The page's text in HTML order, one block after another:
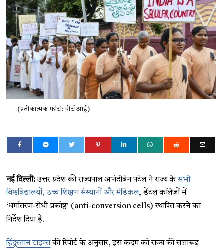
(प्रतीकात्मक फोटो: पीटीआई)
नई दिल्ली:उत्तर प्रदेश की राज्यपाल आनंदीबेन पटेल ने राज्य केसभी
विश्वविद्यालयों, उच्च शिक्षण संस्थानों और मेडिकल, डेंटल कॉलेजों में
‘धर्मांतरण-रोधी प्रकोष्ठ’ (anti-conversion cells) स्थापित करने का
निर्देश दिया है.
हिंदुस्तान टाइम्सकी रिपोर्ट के अनुसार, इस कदम को राज्य की सत्तारूढ़